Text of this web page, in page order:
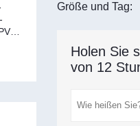
Größe und Tag:
Holen Sie
von 12